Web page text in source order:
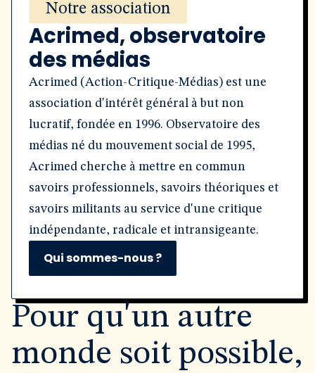
Notre association
Acrimed, observatoire
des médias
Acrimed (Action-Critique-Médias) est une
association d'intérêt général à but non
lucratif, fondée en 1996. Observatoire des
médias né du mouvement social de 1995,
Acrimed cherche à mettre en commun
savoirs professionnels, savoirs théoriques et
savoirs militants au service d'une critique
indépendante, radicale et intransigeante.
Qui sommes-nous ?
Pour qu'un autre
monde soit possible,